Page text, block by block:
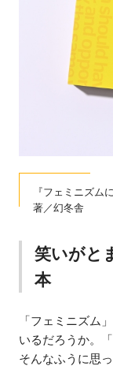
『フェミニズム
著／幻冬舎
笑いがと
本
「フェミニズム
いるだろうか。
そんなふうに思